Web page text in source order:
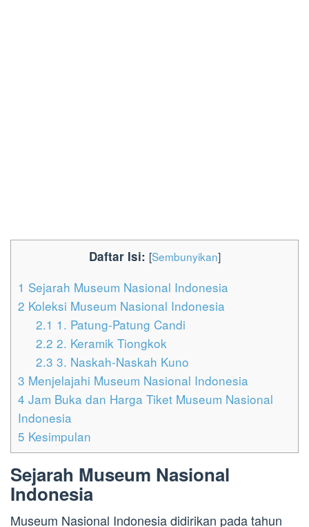
Daftar Isi: [Sembunyikan]
1 Sejarah Museum Nasional Indonesia
2 Koleksi Museum Nasional Indonesia
2.1 1. Patung-Patung Candi
2.2 2. Keramik Tiongkok
2.3 3. Naskah-Naskah Kuno
3 Menjelajahi Museum Nasional Indonesia
4 Jam Buka dan Harga Tiket Museum Nasional
Indonesia
5 Kesimpulan
Sejarah Museum Nasional
Indonesia
Museum Nasional Indonesia didirikan pada tahun